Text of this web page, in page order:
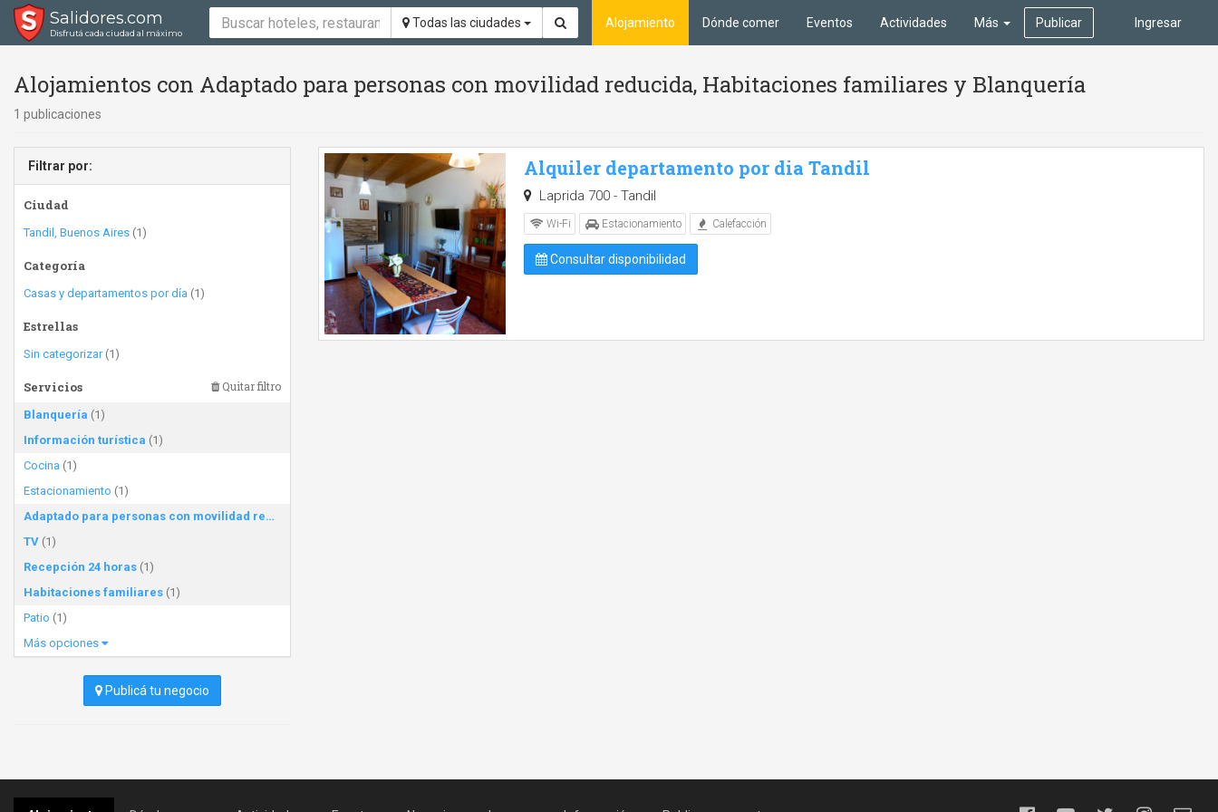
Salidores.com
Disfrutá cada ciudad al máximo
Todas las ciudades Ingresar
Alojamiento Dónde comer Eventos Actividades Más Publicar
Alojamientos con Adaptado para personas con movilidad reducida, Habitaciones familiares y Blanquería
1 publicaciones
Filtrar por:
Ciudad
Tandil, Buenos Aires (1)
Categoría
Casas y departamentos por día (1)
Estrellas
Sin categorizar(1)
Servicios Quitar filtro
Blanquería (1)
Información turística (1)
Cocina (1)
Estacionamiento (1)
Adaptado para personas con movilidad reducida
TV (1)
Recepción 24 horas (1)
Habitaciones familiares (1)
Patio (1)
Más opciones
Publicá tu negocio
Alquiler departamento por dia Tandil
Laprida 700 - Tandil
Wi-Fi Estacionamiento Calefacción
Consultar disponibilidad